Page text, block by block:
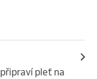
a
pleť na